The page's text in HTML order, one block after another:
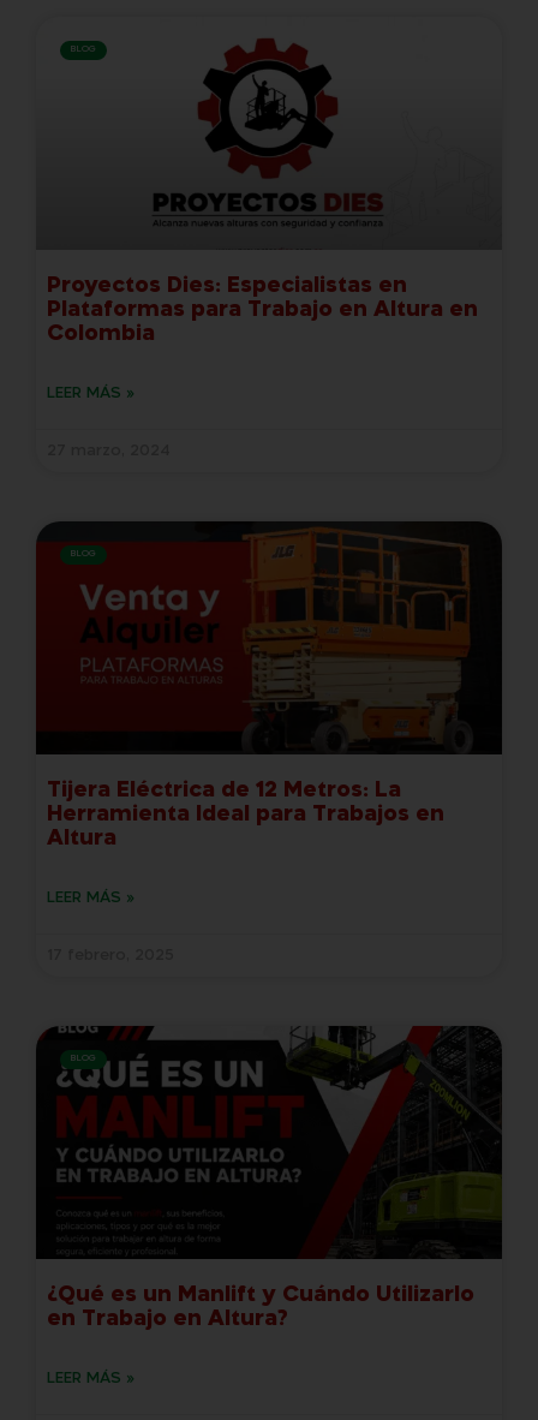
BLOG
Proyectos Dies: Especialistas en
Plataformas para Trabajo en Altura en
Colombia
LEER MÁS »
BLOG
Tijera Eléctrica de 12 Metros: La
Herramienta Ideal para Trabajos en
Altura
LEER MÁS »
BLOG
¿Qué es un Manlift y Cuándo Utilizarlo
en Trabajo en Altura?
LEER MÁS »